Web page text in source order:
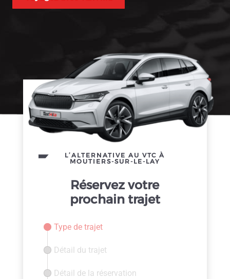
L’ALTERNATIVE AU VTC À
MOUTIERS-SUR-LE-LAY
Réservez votre
prochain trajet
Type de trajet
Détail du trajet
Détail de la réservation